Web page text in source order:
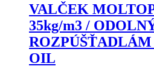
VALČEK
35kg/m3 /
OIL